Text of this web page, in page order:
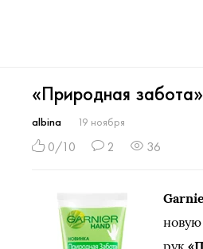
«Природная
albina 19 ноября
0/10 2 36
рук